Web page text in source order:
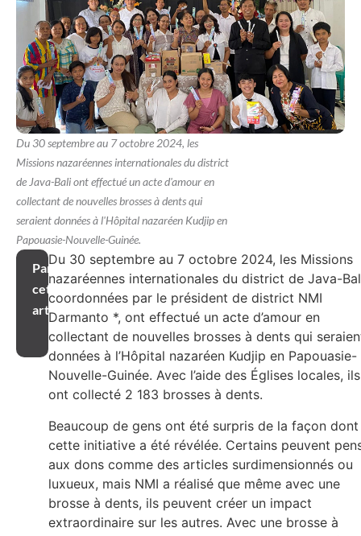
Du 30 septembre au 7 octobre 2024, les
Missions nazaréennes internationales du district
de Java-Bali ont effectué un acte d'amour en
collectant de nouvelles brosses à dents qui
seraient données à l'Hôpital nazaréen Kudjip en
Papouasie-Nouvelle-Guinée.
Partager
cet
article
Du 30 septembre au 7 octobre 2024, les Missions
nazaréennes internationales du district de Java-
coordonnées par le président de district NMI
Darmanto *, ont effectué un acte d’amour en
collectant de nouvelles brosses à dents qui
données à l’Hôpital nazaréen Kudjip en Papouasie-
Nouvelle-Guinée. Avec l’aide des Églises locales, ils
ont collecté 2 183 brosses à dents.
Beaucoup de gens ont été surpris de la façon dont
cette initiative a été révélée. Certains peuvent
aux dons comme des articles surdimensionnés ou
luxueux, mais NMI a réalisé que même avec une
brosse à dents, ils peuvent créer un impact
extraordinaire sur les autres. Avec une brosse à